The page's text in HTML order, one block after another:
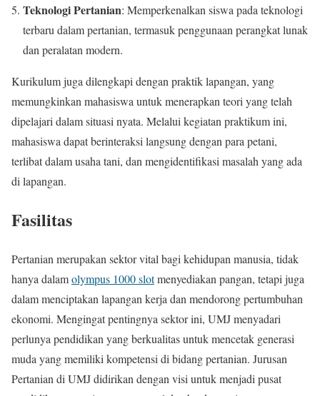
Teknologi Pertanian: Memperkenalkan siswa pada teknologi
terbaru dalam pertanian, termasuk penggunaan perangkat lunak
dan peralatan modern.
Kurikulum juga dilengkapi dengan praktik lapangan, yang
memungkinkan mahasiswa untuk menerapkan teori yang telah
dipelajari dalam situasi nyata. Melalui kegiatan praktikum ini,
mahasiswa dapat berinteraksi langsung dengan para petani,
terlibat dalam usaha tani, dan mengidentifikasi masalah yang ada
di lapangan.
Fasilitas
Pertanian merupakan sektor vital bagi kehidupan manusia, tidak
hanya dalamolympus 1000 slotmenyediakan pangan, tetapi juga
dalam menciptakan lapangan kerja dan mendorong pertumbuhan
ekonomi. Mengingat pentingnya sektor ini, UMJ menyadari
perlunya pendidikan yang berkualitas untuk mencetak generasi
muda yang memiliki kompetensi di bidang pertanian. Jurusan
Pertanian di UMJ didirikan dengan visi untuk menjadi pusat